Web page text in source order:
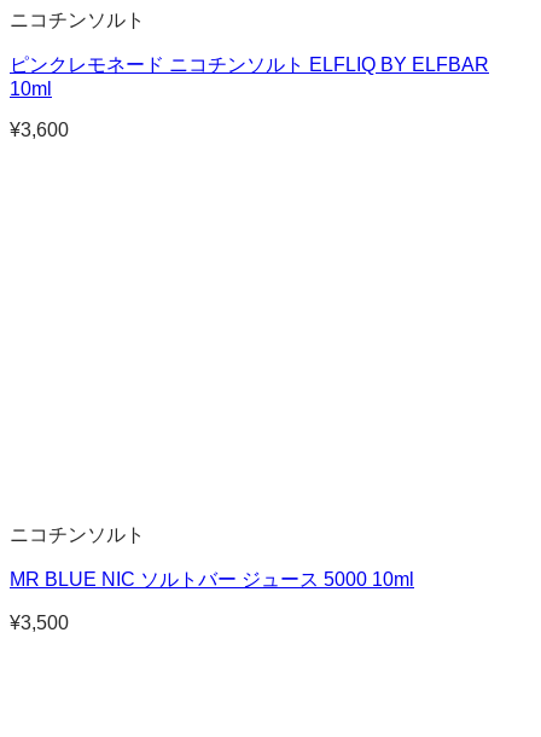
ニコチンソルト
ピンクレモネード ニコチンソルト ELFLIQ BY ELFBAR
10ml
¥3,600
ニコチンソルト
MR BLUE NIC ソルトバー ジュース 5000 10ml
¥3,500